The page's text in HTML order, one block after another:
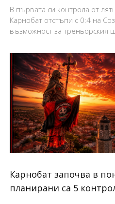
В първата си контрола от
Карнобат отстъпи с 0:4 на
възможност за треньорския
Карнобат започва в
планирани са 5